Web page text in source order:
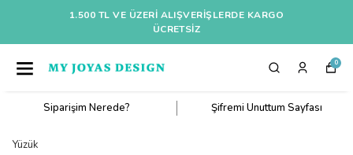
1.500 TL VE ÜZERI ALIŞVERIŞLERDE KARGO
ÜCRETSİZ
0
Siparişim Nerede? Şifremi Unuttum Sayfası
Yüzük